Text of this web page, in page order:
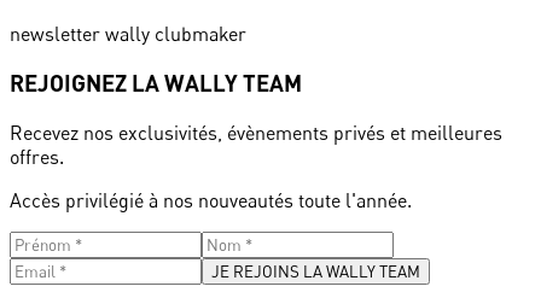
newsletter wally clubmaker
REJOIGNEZ LA WALLY TEAM
Recevez nos exclusivités, évènements privés et meilleures
offres.
Accès privilégié à nos nouveautés toute l'année.
JE REJOINS LA WALLY TEAM